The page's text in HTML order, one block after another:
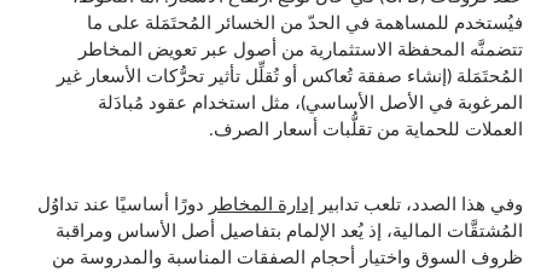
فيُستخدم للمساهمة في الحدّ من الخسائر المُحتَمَلة على ما
تتضمنَّه المحفظة الاستثمارية من أصول عبر تعويض المخاطر
المُحتَمَلة (إنشاء صفقة تُعاكس أو تُقلِّل تأثير تحرُّكات الأسعار غير
المرغوبة في الأصل الأساسي)، مثل استخدام عقود مُبادَلة
العملات للحماية من تقلُّبات أسعار الصرف.
وفي هذا الصدد، تلعب تدابير إدارة المخاطر دورًا أساسيًا عند تداوُل
المُشتقَّات المالية، إذ يُعد الإلمام بتفاصيل أصل الأساس ومراقبة
ظروف السوق واختيار أحجام الصفقات المناسبة والمدروسة من